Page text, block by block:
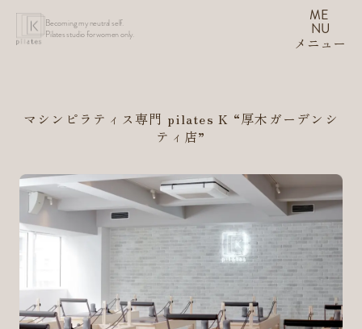
Becoming my neutral self.
Pilates studio for women only.
ME
NU
メニュー
マシンピラティス専門 pilates K “厚木ガーデンシ
ティ店”